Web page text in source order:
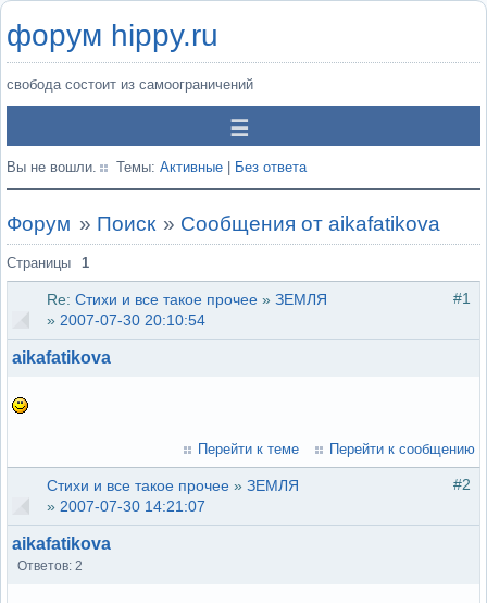
форум hippy.ru
свобода состоит из самоограничений
Вы не вошли. Темы: Активные Без ответа
Форум » Поиск » Сообщения от aikafatikova
Страницы 1
#1
Re: Стихи и все такое прочее » ЗЕМЛЯ
» 2007-07-30 20:10:54
aikafatikova
Перейти к теме Перейти к сообщению
#2
Стихи и все такое прочее » ЗЕМЛЯ
» 2007-07-30 14:21:07
aikafatikova
Ответов: 2